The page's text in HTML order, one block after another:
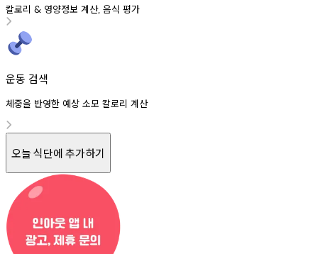
칼로리 & 영양정보 계산, 음식 평가
운동 검색
체중을 반영한 예상 소모 칼로리 계산
오늘 식단에 추가하기